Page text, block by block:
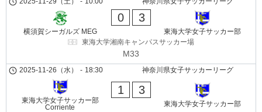
横須賀シーガルズ MEG
0 3
東海大学女子サッカー部
東海大学湘南キャンパスサッカー場
M33
神奈川県女子サッカーリーグ
2025-11-26（水） - 18:30
東海大学女子サッカー部
Corriente
1 3
東海大学女子サッカー部